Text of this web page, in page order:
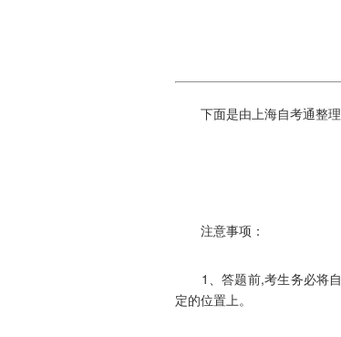
下面是由上海自考通整理
注意事项：
1、答题前,考生务必将自
定的位置上。